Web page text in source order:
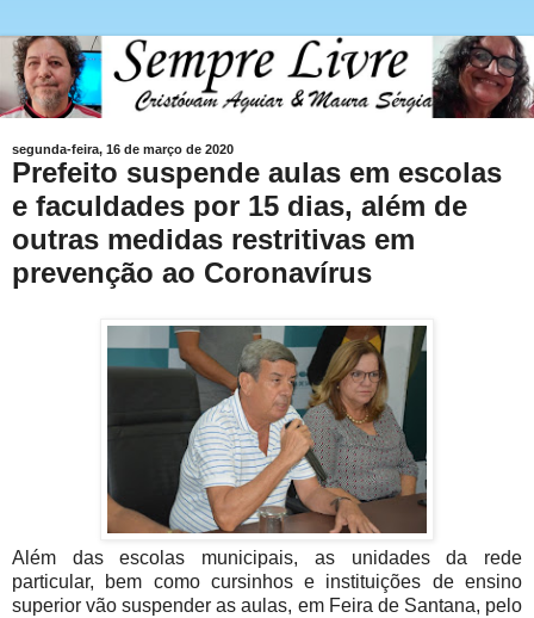
segunda-feira, 16 de março de 2020
Prefeito suspende aulas em escolas
e faculdades por 15 dias, além de
outras medidas restritivas em
prevenção ao Coronavírus
Além das escolas municipais, as unidades da rede
particular, bem como cursinhos e instituições de ensino
superior vão suspender as aulas, em Feira de Santana, pelo